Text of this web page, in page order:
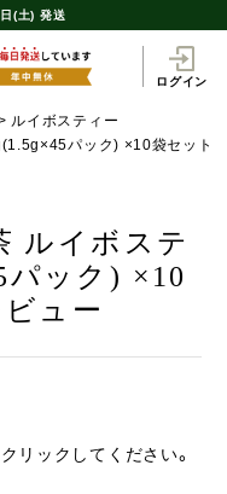
(土) 発送
ログイン
ルイボスティー
パック) ×10袋セット
ルイボステ
パック) ×10
ュー
リックしてください。